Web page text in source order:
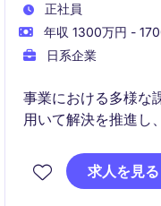
正社員
年収 1300万円 -
日系企業
事業における多様な
用いて解決を推進し
善の意思決定を担う
ス職です。
求人を見る